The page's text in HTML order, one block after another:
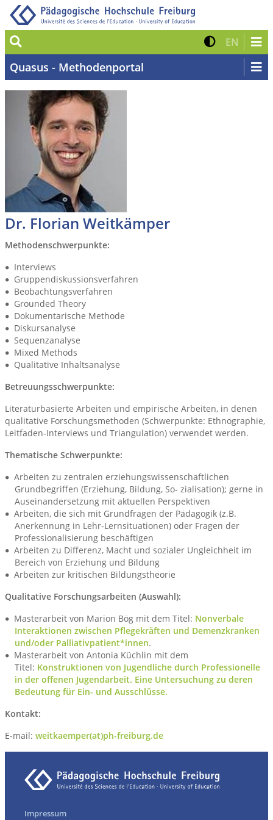
Suche Kontrast
EN Zur
Quasus - Methodenportal
Dr. Florian Weitkämper
Methodenschwerpunkte:
Interviews
Gruppendiskussionsverfahren
Beobachtungsverfahren
Grounded Theory
Dokumentarische Methode
Diskursanalyse
Sequenzanalyse
Mixed Methods
Qualitative Inhaltsanalyse
Betreuungsschwerpunkte:
Literaturbasierte Arbeiten und empirische Arbeiten, in denen
qualitative Forschungsmethoden (Schwerpunkte: Ethnographie,
Leitfaden‐Interviews und Triangulation) verwendet werden.
Thematische Schwerpunkte:
Arbeiten zu zentralen erziehungswissenschaftlichen
Grundbegriffen (Erziehung, Bildung, So‐ zialisation); gerne in
Auseinandersetzung mit aktuellen Perspektiven
Arbeiten, die sich mit Grundfragen der Pädagogik (z.B.
Anerkennung in Lehr‐Lernsituationen) oder Fragen der
Professionalisierung beschäftigen
Arbeiten zu Differenz, Macht und sozialer Ungleichheit im
Bereich von Erziehung und Bildung
Arbeiten zur kritischen Bildungstheorie
Qualitative Forschungsarbeiten (Auswahl):
Masterarbeit von Marion Bög mit dem Titel: Nonverbale
Interaktionen zwischen Pflegekräften und Demenzkranken
und/oder Palliativpatient*innen.
Masterarbeit von Antonia Küchlin mit dem
Titel: Konstruktionen von Jugendliche durch Professionelle
in der offenen Jugendarbeit. Eine Untersuchung zu deren
Bedeutung für Ein- und Ausschlüsse.
Kontakt:
E-mail: weitkaemper(at)ph-freiburg.de
Impressum